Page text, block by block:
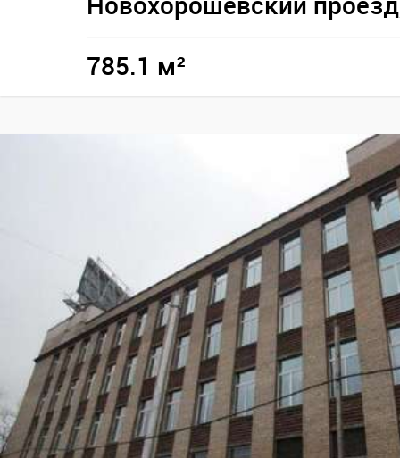
Новохорошёвский
785.1 м²